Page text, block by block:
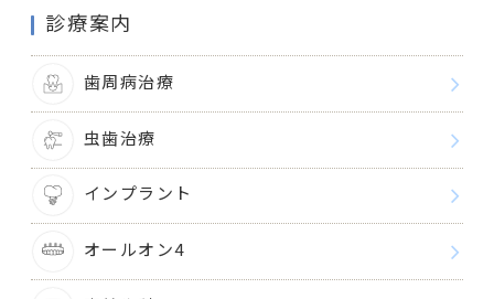
診療案内
歯周病治療
虫歯治療
インプラント
オールオン4